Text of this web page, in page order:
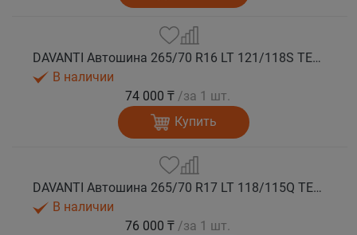
DAVANTI Автошина 265/70 R16 LT 121/118S TERRATOURA A/T RWL 10PR RPR M+S
В наличии
74 000 ₸ /за 1 шт.
Купить
DAVANTI Автошина 265/70 R17 LT 118/115Q TERRATOURA A/T RBL 8PR RPR M+S
В наличии
76 000 ₸ /за 1 шт.